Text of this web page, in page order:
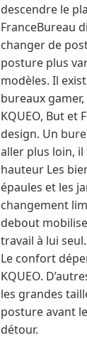
descendre le
FranceBureau
changer de
posture plus
modèles. Il
bureaux
KQUEO, But et
design. Un
aller plus loin,
hauteur Les
épaules et les
changement
debout
travail à lui
Le confort
KQUEO.
les grandes
posture avant
détour.